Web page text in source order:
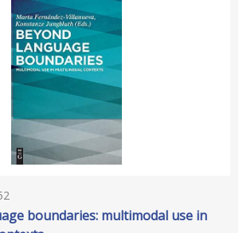
boundaries: multimodal use in